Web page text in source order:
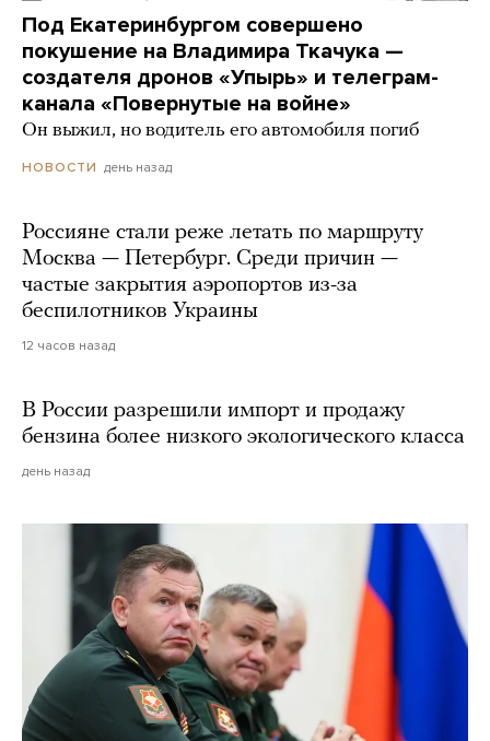
Под Екатеринбургом совершено
покушение на Владимира Ткачука —
создателя дронов «Упырь» и телеграм-
канала «Повернутые на войне»
Он выжил, но водитель его автомобиля погиб
НОВОСТИ день назад
Россияне стали реже летать по маршруту
Москва — Петербург. Среди причин —
частые закрытия аэропортов из-за
беспилотников Украины
12 часов назад
В России разрешили импорт и продажу
бензина более низкого экологического класса
день назад